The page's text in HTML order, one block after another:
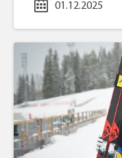
01.12.2025